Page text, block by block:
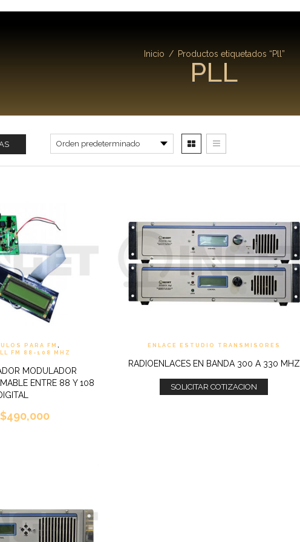
Inicio / Productos etiquetados “Pll”
PLL
PARA FM ,
FM 88-108 MHZ
MODULADOR
ENTRE 88 Y 108
$490,000
ENLACE ESTUDIO TRANSMISORES
RADIOENLACES EN BANDA 300 A 330 MHZ
SOLICITAR COTIZACION